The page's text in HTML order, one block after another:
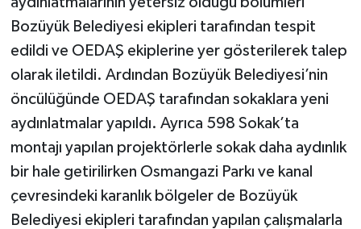
Bozüyük Belediyesi ekipleri tarafından tespit
edildi ve OEDAŞ ekiplerine yer gösterilerek talep
olarak iletildi. Ardından Bozüyük Belediyesi’nin
öncülüğünde OEDAŞ tarafından sokaklara yeni
aydınlatmalar yapıldı. Ayrıca 598 Sokak’ta
montajı yapılan projektörlerle sokak daha aydınlık
bir hale getirilirken Osmangazi Parkı ve kanal
çevresindeki karanlık bölgeler de Bozüyük
Belediyesi ekipleri tarafından yapılan çalışmalarla